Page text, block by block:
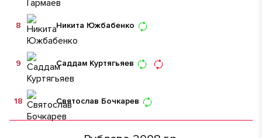
Никита Южбабенко
8
Саддам Куртягьяев
9
Святослав Бочкарев
18